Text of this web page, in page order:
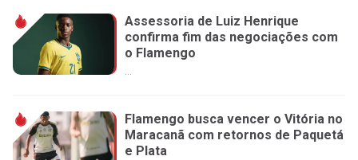
Assessoria de Luiz Henrique
confirma fim das negociações com
o Flamengo
Flamengo busca vencer o Vitória no
Maracanã com retornos de Paquetá
e Plata